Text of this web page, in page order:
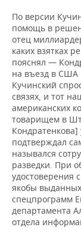
По версии
помощь в
отец
каких взятках
пояснял —
на въезд в США
Кучинский
связях, и тот
американских
товарищем в
подтверждал
назывался
разведки. При
удостоверения
якобы
спецпрограмм
департамента
отдела